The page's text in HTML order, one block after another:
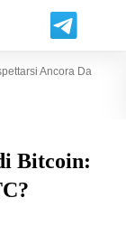
Ancora Da
Bitcoin: